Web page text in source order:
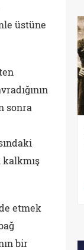
üstüne
sonra
etmek
bir